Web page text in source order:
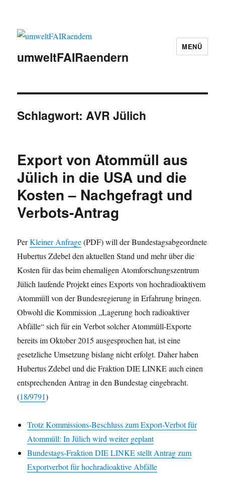
umweltFAIRaendern
MENÜ
Schlagwort:AVR Jülich
Export von Atommüll aus
Jülich in die USA und die
Kosten – Nachgefragt und
Verbots-Antrag
PerKleiner Anfrage(PDF) will der Bundestagsabgeordnete
Hubertus Zdebel den aktuellen Stand und mehr über die
Kosten für das beim ehemaligen Atomforschungszentrum
Jülich laufende Projekt eines Exports von hochradioaktivem
Atommüll von der Bundesregierung in Erfahrung bringen.
Obwohl die Kommission „Lagerung hoch radioaktiver
Abfälle“ sich für ein Verbot solcher Atommüll-Exporte
bereits im Oktober 2015 ausgesprochen hat, ist eine
gesetzliche Umsetzung bislang nicht erfolgt. Daher haben
Hubertus Zdebel und die Fraktion DIE LINKE auch einen
entsprechenden Antrag in den Bundestag eingebracht.
(18/9791)
Trotz Kommissions-Beschluss zum Export-Verbot für
Atommüll: In Jülich wird weiter geplant
Bundestags-Fraktion DIE LINKE stellt Antrag zum
Exportverbot für hochradioaktive Abfälle